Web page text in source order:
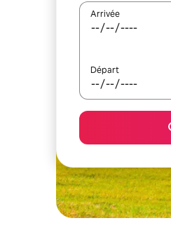
Arrivée
Départ